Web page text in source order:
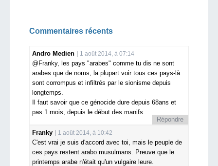
Commentaires récents
Andro Medien 1 août 2014, à 07:14
@Franky, les pays "arabes" comme tu dis ne sont
arabes que de noms, la plupart voir tous ces pays-là
sont corrompus et infiltrés par le sionisme depuis
longtemps.
Il faut savoir que ce génocide dure depuis 68ans et
pas 1 mois, depuis le début des manifs.
Répondre
Franky
1 août 2014, à 10:42
C'est vrai je suis d'accord avec toi, mais le peuple de
ces pays restent arabo musulmans. Preuve que le
printemps arabe n'était qu'un vulgaire leure.